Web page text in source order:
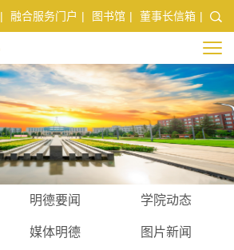
| 融合服务门户 | 图书馆 | 董事长信箱 |
明德要闻 学院动态
媒体明德 图片新闻